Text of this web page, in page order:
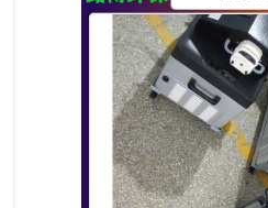
恒温恒湿称重系统
实验室仪器
便携式水质采样器
便携式超声波明渠流量计